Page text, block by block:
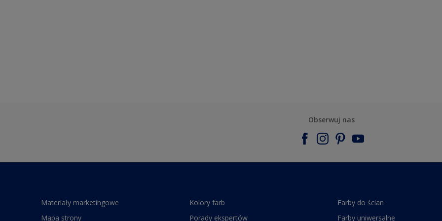
Obserwuj nas
Materiały marketingowe
Mapa strony
Kolory farb
Porady ekspertów
Farby do ścian
Farby uniwersalne